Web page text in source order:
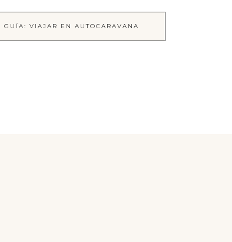
GUÍA: VIAJAR EN AUTOCARAVANA